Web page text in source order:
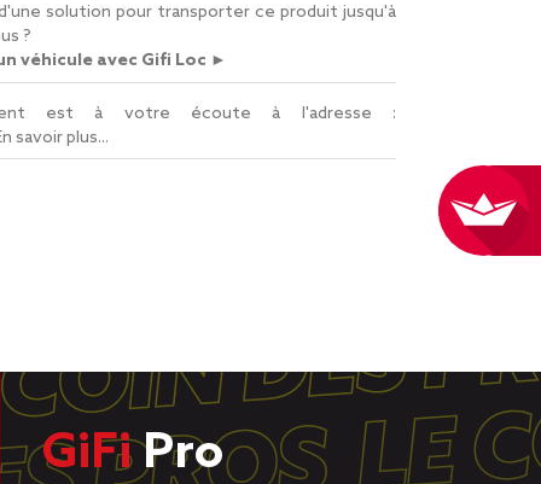
solution pour transporter ce produit jusqu'à
?
véhicule avec Gifi Loc ►
est à votre écoute à l'adresse :
savoir plus...
GiFiPro